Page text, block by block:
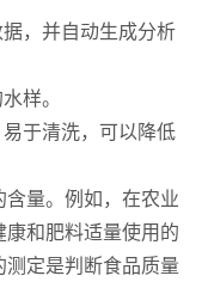
，并自动生成分析
样。
于清洗，可以降低
量。例如，在农业
和肥料适量使用的
定是判断食品质量